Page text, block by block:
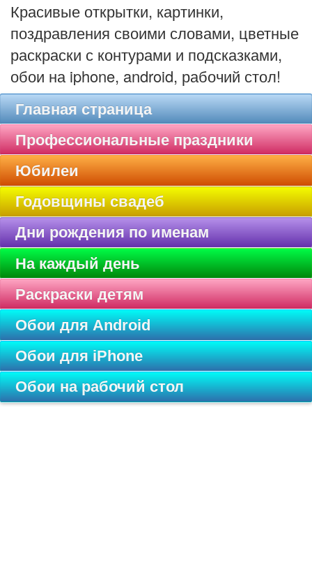
Красивые открытки, картинки,
поздравления своими словами, цветные
раскраски с контурами и подсказками,
обои на iphone, android, рабочий стол!
Главная страница
Профессиональные праздники
Юбилеи
Годовщины свадеб
Дни рождения по именам
На каждый день
Раскраски детям
Обои для Android
Обои для iPhone
Обои на рабочий стол